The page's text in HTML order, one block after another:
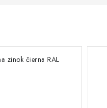
zinok čierna RAL